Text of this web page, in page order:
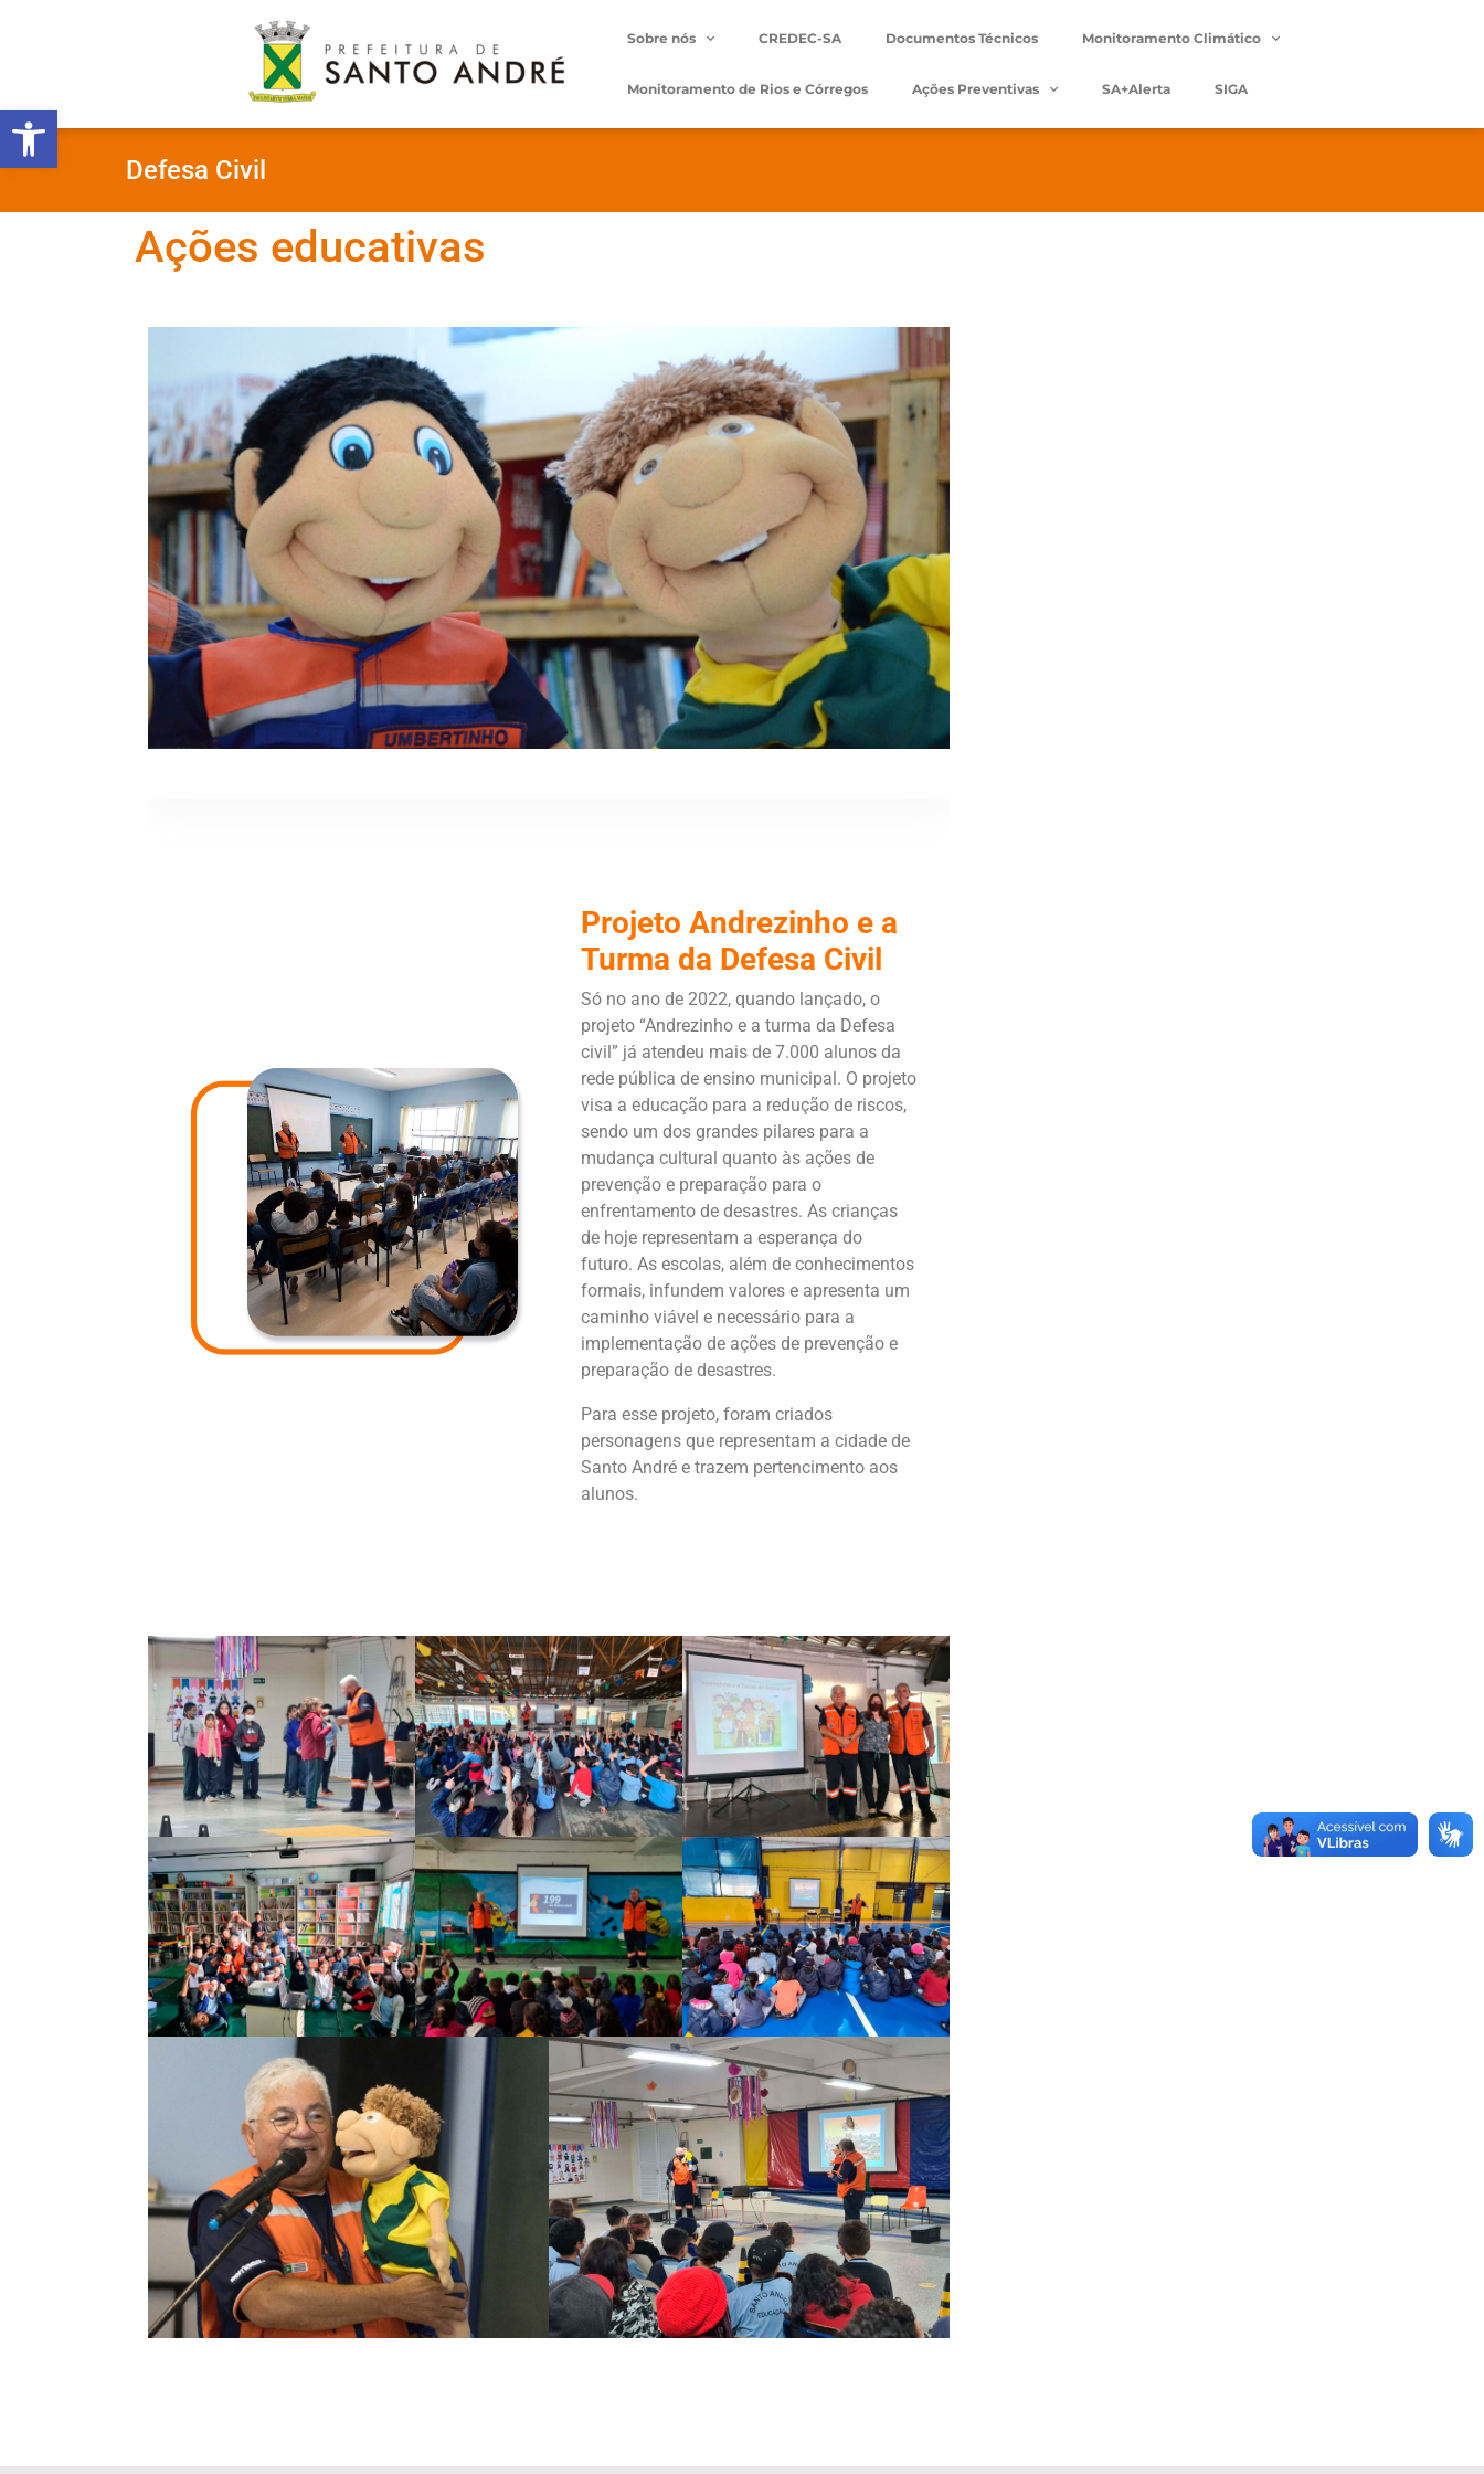
Abrir a barra de ferramentas
Sobre nós CREDEC-SA Documentos Técnicos Monitoramento Climático
Monitoramento de Rios e Córregos Ações Preventivas SA+Alerta SIGA
Defesa Civil
Ações educativas
Projeto Andrezinho e a
Turma da Defesa Civil
Só no ano de 2022, quando lançado, o
projeto “Andrezinho e a turma da Defesa
civil” já atendeu mais de 7.000 alunos da
rede pública de ensino municipal. O projeto
visa a educação para a redução de riscos,
sendo um dos grandes pilares para a
mudança cultural quanto às ações de
prevenção e preparação para o
enfrentamento de desastres. As crianças
de hoje representam a esperança do
futuro. As escolas, além de conhecimentos
formais, infundem valores e apresenta um
caminho viável e necessário para a
implementação de ações de prevenção e
preparação de desastres.
Para esse projeto, foram criados
personagens que representam a cidade de
Santo André e trazem pertencimento aos
alunos.